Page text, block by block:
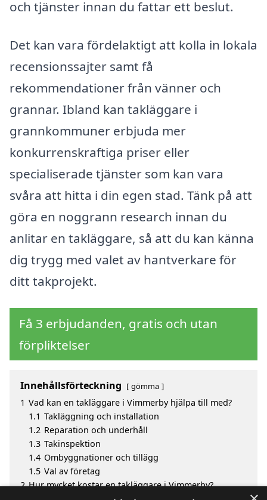
och tjänster innan du fattar ett beslut.
Det kan vara fördelaktigt att kolla in lokala
recensionssajter samt få
rekommendationer från vänner och
grannar. Ibland kan takläggare i
grannkommuner erbjuda mer
konkurrenskraftiga priser eller
specialiserade tjänster som kan vara
svåra att hitta i din egen stad. Tänk på att
göra en noggrann research innan du
anlitar en takläggare, så att du kan känna
dig trygg med valet av hantverkare för
ditt takprojekt.
Få 3 erbjudanden, gratis och utan
förpliktelser
Innehållsförteckning gömma
1 Vad kan en takläggare i Vimmerby hjälpa till med?
1.1 Takläggning och installation
1.2 Reparation och underhåll
1.3 Takinspektion
1.4 Ombyggnationer och tillägg
1.5 Val av företag
2 Hur mycket kostar en takläggare i Vimmerby?